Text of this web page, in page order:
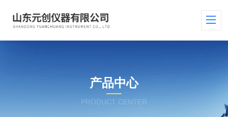
产品中心
PRODUCT CENTER